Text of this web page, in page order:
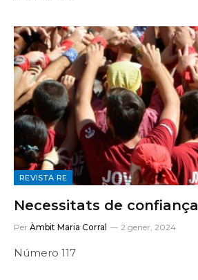
REVISTA RE
Necessitats de confiança
Per Àmbit Maria Corral 2 gener, 2024
Número 117